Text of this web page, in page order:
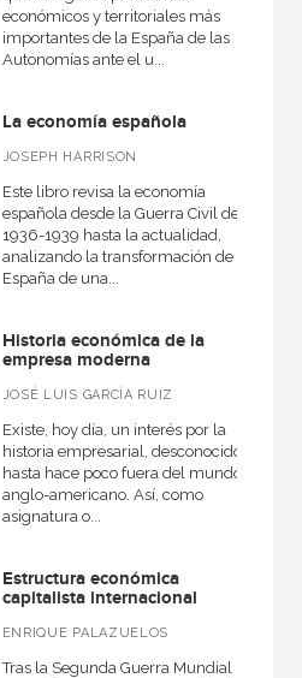
económicos y territoriales más
importantes de la España de las
Autonomías ante el u...
La economía española
JOSEPH HARRISON
Este libro revisa la economía
española desde la Guerra Civil de
1936-1939 hasta la actualidad,
analizando la transformación de
España de una...
Historia económica de la
empresa moderna
JOSÉ LUIS GARCÍA RUIZ
Existe, hoy día, un interés por la
historia empresarial, desconocido
hasta hace poco fuera del mundo
anglo-americano. Así, como
asignatura o...
Estructura económica
capitalista internacional
ENRIQUE PALAZUELOS
Tras la Segunda Guerra Mundial